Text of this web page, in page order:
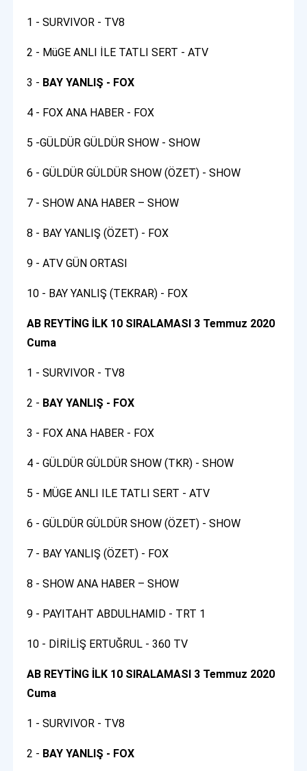
1 - SURVIVOR - TV8
2 - MüGE ANLI İLE TATLI SERT - ATV
3 - BAY YANLIŞ - FOX
4 - FOX ANA HABER - FOX
5 -GÜLDÜR GÜLDÜR SHOW - SHOW
6 - GÜLDÜR GÜLDÜR SHOW (ÖZET) - SHOW
7 - SHOW ANA HABER – SHOW
8 - BAY YANLIŞ (ÖZET) - FOX
9 - ATV GÜN ORTASI
10 - BAY YANLIŞ (TEKRAR) - FOX
AB REYTİNG İLK 10 SIRALAMASI 3 Temmuz 2020
Cuma
1 - SURVIVOR - TV8
2 - BAY YANLIŞ - FOX
3 - FOX ANA HABER - FOX
4 - GÜLDÜR GÜLDÜR SHOW (TKR) - SHOW
5 - MÜGE ANLI ILE TATLI SERT - ATV
6 - GÜLDÜR GÜLDÜR SHOW (ÖZET) - SHOW
7 - BAY YANLIŞ (ÖZET) - FOX
8 - SHOW ANA HABER – SHOW
9 - PAYITAHT ABDULHAMID - TRT 1
10 - DİRİLİŞ ERTUĞRUL - 360 TV
AB REYTİNG İLK 10 SIRALAMASI 3 Temmuz 2020
Cuma
1 - SURVIVOR - TV8
2 - BAY YANLIŞ - FOX